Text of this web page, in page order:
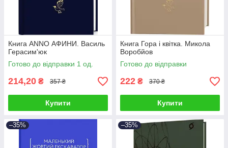
Книга ANNO АФИНИ. Василь
Герасим'юк
Готово до відправки 1 од.
214,20 ₴ 357 ₴
Купити
Книга Гора і квітка. Микола
Воробйов
Готово до відправки
222 ₴ 370 ₴
Купити
–35% –35%